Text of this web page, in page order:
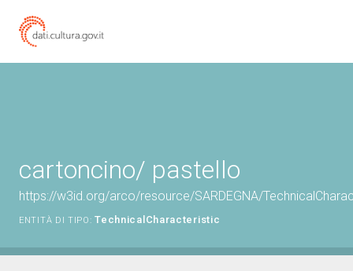
cartoncino/ pastello
https://w3id.org/arco/resource/SARDEGNA/
ENTITÀ DI TIPO: TechnicalCharacteristic